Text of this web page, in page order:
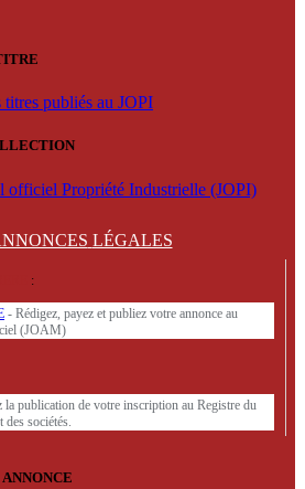
titres publiés au JOPI
officiel Propriété Industrielle (JOPI)
LÉGALES
:
- Rédigez, payez et publiez votre annonce au
(JOAM)
la publication de votre inscription au Registre du
des sociétés.